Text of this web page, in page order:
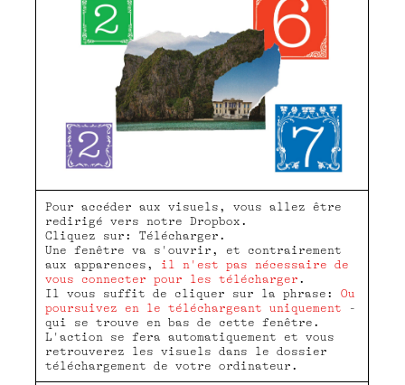
Pour accéder aux visuels, vous allez être
redirigé vers notre Dropbox.
Cliquez sur: Télécharger.
Une fenêtre va s'ouvrir, et contrairement
aux apparences, il n'est pas nécessaire de
vous connecter pour les télécharger .
Il vous suffit de cliquer sur la phrase: Ou
poursuivez en le téléchargeant uniquement -
qui se trouve en bas de cette fenêtre.
L'action se fera automatiquement et vous
retrouverez les visuels dans le dossier
téléchargement de votre ordinateur.